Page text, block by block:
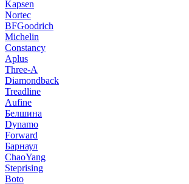
Kapsen
Nortec
BFGoodrich
Michelin
Constancy
Aplus
Three-A
Diamondback
Treadline
Aufine
Белшина
Dynamo
Forward
Барнаул
ChaoYang
Steprising
Boto